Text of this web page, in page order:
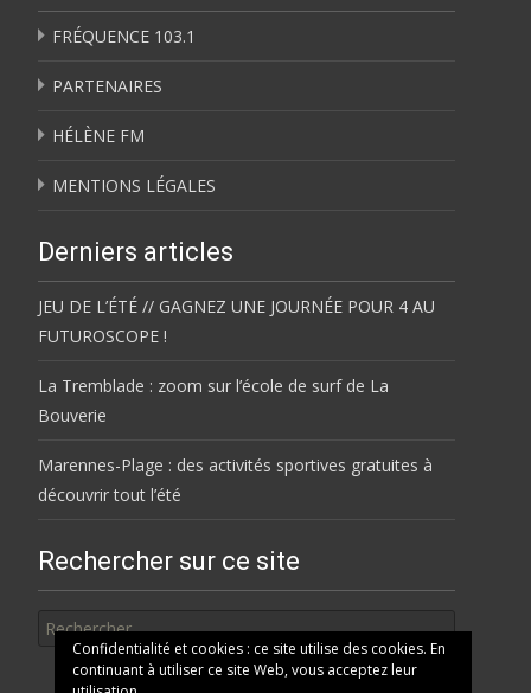
FRÉQUENCE 103.1
PARTENAIRES
HÉLÈNE FM
MENTIONS LÉGALES
Derniers articles
JEU DE L’ÉTÉ // GAGNEZ UNE JOURNÉE POUR 4 AU
FUTUROSCOPE !
La Tremblade : zoom sur l’école de surf de La
Bouverie
Marennes-Plage : des activités sportives gratuites à
découvrir tout l’été
Rechercher sur ce site
Confidentialité et cookies : ce site utilise des cookies. En
continuant à utiliser ce site Web, vous acceptez leur